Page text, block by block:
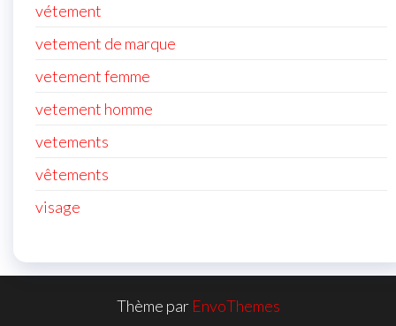
vétement
vetement de marque
vetement femme
vetement homme
vetements
vêtements
visage
Thème par EnvoThemes